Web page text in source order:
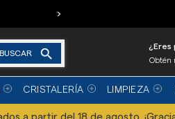
›
BUSCAR 
¿Eres
Obtén
CRISTALERÍA LIMPIEZA